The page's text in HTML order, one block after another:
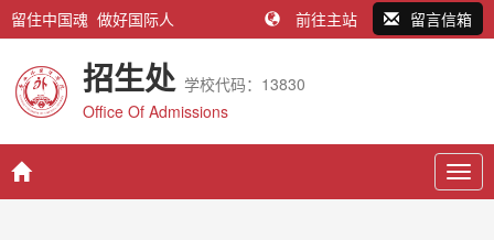
留住中国魂 做好国际人 前往主站 留言信箱
招生处 学校代码：13830
Office Of Admissions